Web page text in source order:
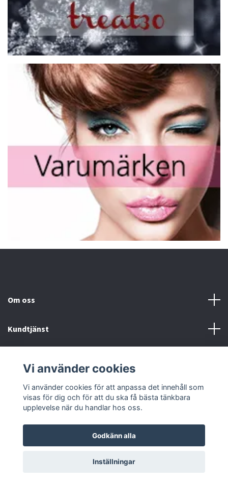
Om oss
Kundtjänst
Sociala medier
© 2026 Onstyle
Vi använder cookies
Vi använder cookies för att anpassa det innehåll som
visas för dig och för att du ska få bästa tänkbara
upplevelse när du handlar hos oss.
Godkänn alla
Inställningar